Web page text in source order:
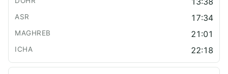
17:34
21:01
22:18